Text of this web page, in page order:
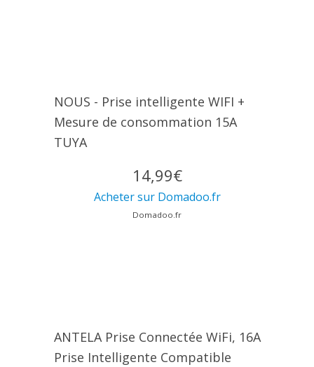
NOUS - Prise intelligente WIFI +
Mesure de consommation 15A
TUYA
14,99€
Acheter sur Domadoo.fr
Domadoo.fr
ANTELA Prise Connectée WiFi, 16A
Prise Intelligente Compatible